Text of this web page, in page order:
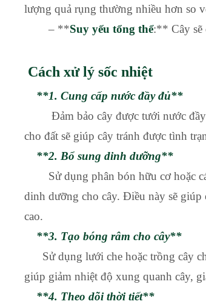
lượng quả rụng thường nhiều hơn so
– **Suy yếu tổng thể:** Cây sẽ
Cách xử lý sốc nhiệt
**1. Cung cấp nước đầy đủ**
Đảm bảo cây được tưới nước đầy
cho đất sẽ giúp cây tránh được tình
**2. Bổ sung dinh dưỡng**
Sử dụng phân bón hữu cơ hoặc
dinh dưỡng cho cây. Điều này sẽ
cao.
**3. Tạo bóng râm cho cây**
Sử dụng lưới che hoặc trồng cây
giúp giảm nhiệt độ xung quanh cây,
**4. Theo dõi thời tiết**